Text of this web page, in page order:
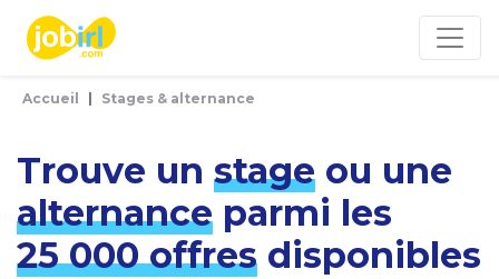
Accueil Stages & alternance
Trouve un stage ou une
alternance parmi les
25 000 offres disponibles
Panneau de gestion des cookies